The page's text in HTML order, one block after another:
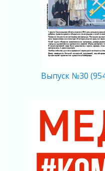
04 августа 2026
Память, сталь и
04 августа 2026
Регион готовится к
04 августа 2026
Никакого
Без риска для
04 августа 2026
Важная информация
04 августа 2026
Что делать со
04 августа 2026
Выпуск №30